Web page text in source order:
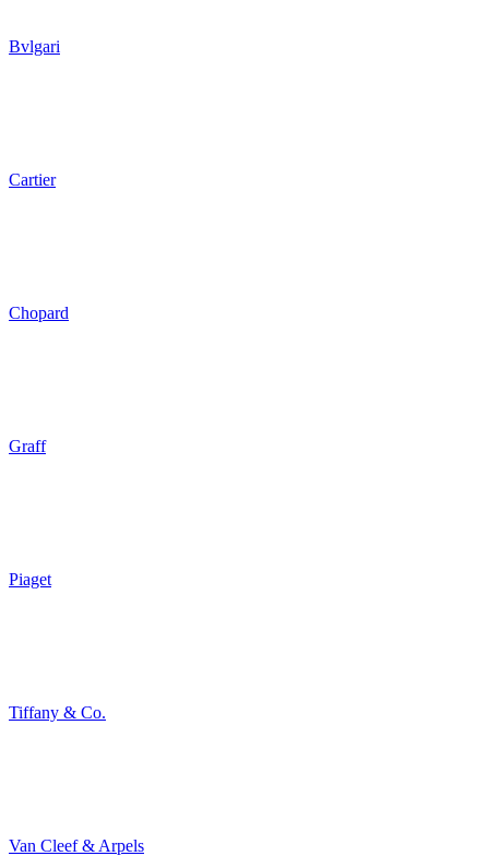
Bvlgari
Cartier
Chopard
Graff
Piaget
Tiffany & Co.
Van Cleef & Arpels